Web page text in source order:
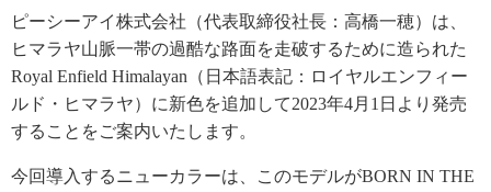
ピーシーアイ株式会社（代表取締役社長：高橋一穂）は、
ヒマラヤ山脈一帯の過酷な路面を走破するために造られた
Royal Enfield Himalayan（日本語表記：ロイヤルエンフィー
ルド・ヒマラヤ）に新色を追加して2023年4月1日より発売
することをご案内いたします。
今回導入するニューカラーは、このモデルがBORN IN THE